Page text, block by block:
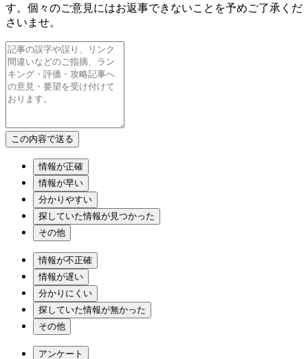
す。個々のご意見にはお返事できないことを予めご了承くだ
さいませ。
情報が正確
情報が早い
分かりやすい
探していた情報が見つかった
その他
情報が不正確
情報が遅い
分かりにくい
探していた情報が無かった
その他
アンケート